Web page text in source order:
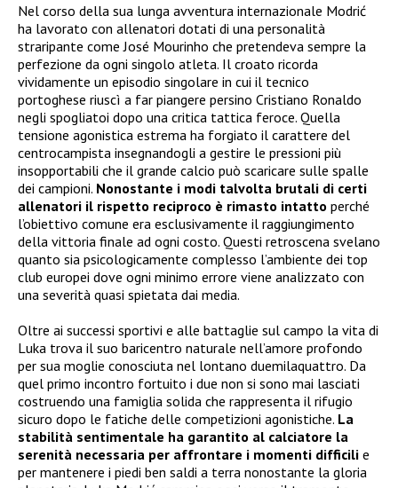
Nel corso della sua lunga avventura internazionale Modrić
ha lavorato con allenatori dotati di una personalità
straripante come José Mourinho che pretendeva sempre la
perfezione da ogni singolo atleta. Il croato ricorda
vividamente un episodio singolare in cui il tecnico
portoghese riuscì a far piangere persino Cristiano Ronaldo
negli spogliatoi dopo una critica tattica feroce. Quella
tensione agonistica estrema ha forgiato il carattere del
centrocampista insegnandogli a gestire le pressioni più
insopportabili che il grande calcio può scaricare sulle spalle
dei campioni. Nonostante i modi talvolta brutali di certi
allenatori il rispetto reciproco è rimasto intatto perché
l’obiettivo comune era esclusivamente il raggiungimento
della vittoria finale ad ogni costo. Questi retroscena svelano
quanto sia psicologicamente complesso l’ambiente dei top
club europei dove ogni minimo errore viene analizzato con
una severità quasi spietata dai media.
Oltre ai successi sportivi e alle battaglie sul campo la vita di
Luka trova il suo baricentro naturale nell’amore profondo
per sua moglie conosciuta nel lontano duemilaquattro. Da
quel primo incontro fortuito i due non si sono mai lasciati
costruendo una famiglia solida che rappresenta il rifugio
sicuro dopo le fatiche delle competizioni agonistiche. La
stabilità sentimentale ha garantito al calciatore la
serenità necessaria per affrontare i momenti difficili e
per mantenere i piedi ben saldi a terra nonostante la gloria